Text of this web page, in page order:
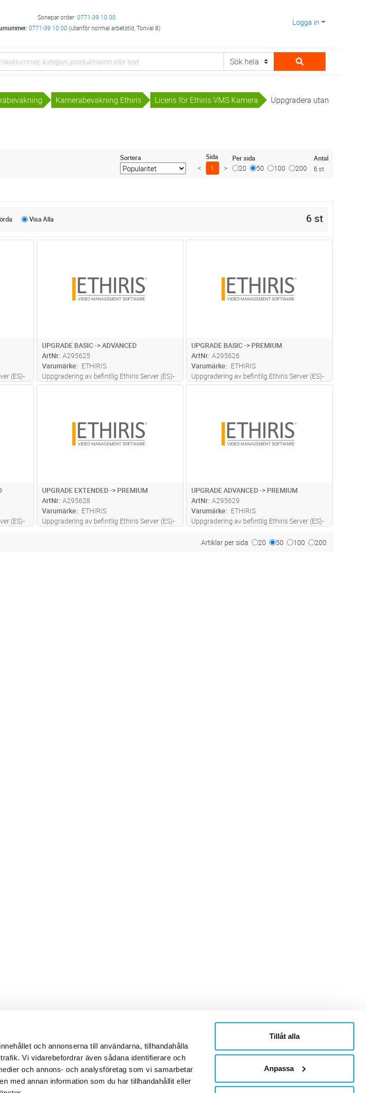
och annonserna till användarna, tillhandahålla
Vi vidarebefordrar även sådana identifierare och
och annons- och analysföretag som vi samarbetar
med annan information som du har tillhandahållit eller
Tillåt alla
Anpassa
Sonepar order: 0771-39 10 00
0771-39 10 00 (utanför normal arbetstid, Tonval 8)
Logga in
Kamerabevakning Ethiris Licens för Ethiris VMS Kamera Uppgradera utan
Sortera Sida
< 1 >
Per sida
20 50 100 200
Antal
6 st
VisaAlla 6 st
(ES)-
utan
UPGRADE BASIC -> ADVANCED
ArtNr A295625
Varumärke
ETHIRIS
Uppgradering av befintlig Ethiris Server (ES)-
licens till en högre licensnivå för server utan
UPGRADE BASIC -> PREMIUM
ArtNr A295626
Varumärke
ETHIRIS
Uppgradering av befintlig Ethiris Server (ES)-
licens till en högre licensnivå för server utan
(ES)-
UPGRADE EXTENDED -> PREMIUM
ArtNr A295628
Varumärke
ETHIRIS
Uppgradering av befintlig Ethiris Server (ES)-
UPGRADE ADVANCED -> PREMIUM
ArtNr A295629
Varumärke
ETHIRIS
Uppgradering av befintlig Ethiris Server (ES)-
fria uppdateringar.
Artiklar per sida 20 50 100 200
Leverans- och betalningsvillkor
Elektronisk kommunikation
Produktväljare
Om Sonepar
Historik
Kontaktblad
Ledningsgrupp
Jobb & Karriär